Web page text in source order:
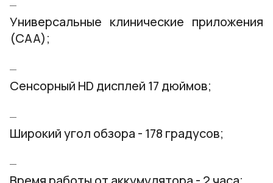
Универсальные клинические приложения
(CAA);
Сенсорный HD дисплей 17 дюймов;
Широкий угол обзора - 178 градусов;